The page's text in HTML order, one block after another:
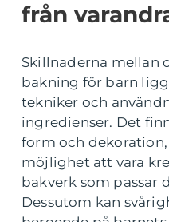
från
Skillnaderna mellan
bakning för barn
tekniker och
ingredienser. Det
form och
möjlighet att vara
bakverk som passar
Dessutom kan